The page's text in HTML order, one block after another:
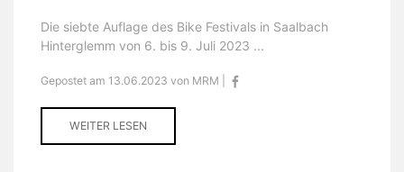
Die siebte Auflage des Bike Festivals in Saalbach
Hinterglemm von 6. bis 9. Juli 2023 ...
Gepostet am 13.06.2023 von MRM |
WEITER LESEN